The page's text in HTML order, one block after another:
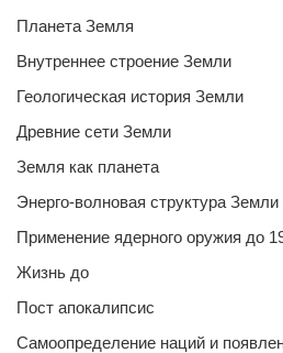
Планета Земля
Внутреннее строение Земли
Геологическая история Земли
Древние сети Земли
Земля как планета
Энерго-волновая структура Земли
Применение ядерного оружия до
Жизнь до
Пост апокалипсис
Самоопределение наций и